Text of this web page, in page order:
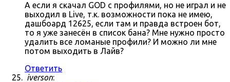
А если я скачал GOD с профилями, но не играл и не
выходил в Live, т.к. возможности пока не имею,
дашбоард 12625, если там и правда встроен бот,
то я уже занесён в список бана? Мне нужно просто
удалить все ломаные профили? И можно ли мне
потом выходить в Лайв?
Ответить
iverson: